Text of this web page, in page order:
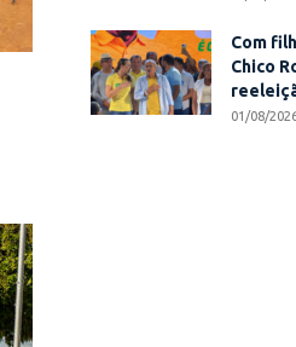
Com
Chico
01/08/